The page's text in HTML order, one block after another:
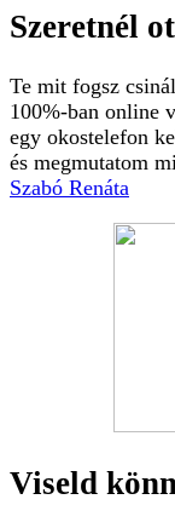
Szeretnél
Te mit fogsz
100%-ban online
egy okostelefon
és megmutatom
Szabó Renáta
Viseld